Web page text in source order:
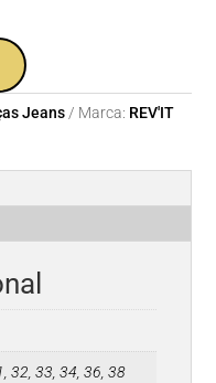
Jeans Marca: REV'IT
32, 33, 34, 36, 38